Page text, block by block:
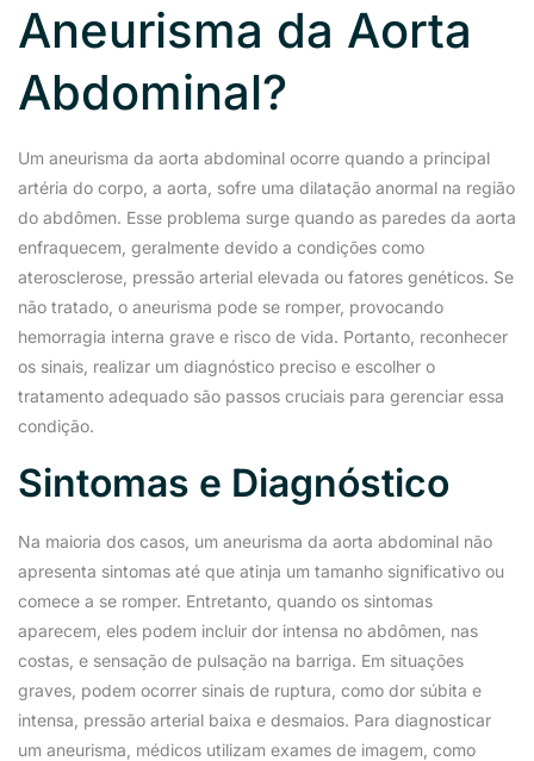
Aneurisma da Aorta
Abdominal?
Um aneurisma da aorta abdominal ocorre quando a principal
artéria do corpo, a aorta, sofre uma dilatação anormal na região
do abdômen. Esse problema surge quando as paredes da aorta
enfraquecem, geralmente devido a condições como
aterosclerose, pressão arterial elevada ou fatores genéticos. Se
não tratado, o aneurisma pode se romper, provocando
hemorragia interna grave e risco de vida. Portanto, reconhecer
os sinais, realizar um diagnóstico preciso e escolher o
tratamento adequado são passos cruciais para gerenciar essa
condição.
Sintomas e Diagnóstico
Na maioria dos casos, um aneurisma da aorta abdominal não
apresenta sintomas até que atinja um tamanho significativo ou
comece a se romper. Entretanto, quando os sintomas
aparecem, eles podem incluir dor intensa no abdômen, nas
costas, e sensação de pulsação na barriga. Em situações
graves, podem ocorrer sinais de ruptura, como dor súbita e
intensa, pressão arterial baixa e desmaios. Para diagnosticar
um aneurisma, médicos utilizam exames de imagem, como